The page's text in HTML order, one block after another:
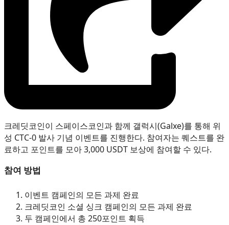
크레딧코인이 스페이스코인과 함께 갤럭시(Galxe)를 통해 위
성 CTC-0 발사 기념 이벤트를 진행한다. 참여자는 퀘스트를 완
료하고 포인트를 모아 3,000 USDT 보상에 참여할 수 있다.
참여 방법
이벤트 캠페인의 모든 과제 완료
크레딧코인 소셜 싱크 캠페인의 모든 과제 완료
두 캠페인에서 총 250포인트 획득